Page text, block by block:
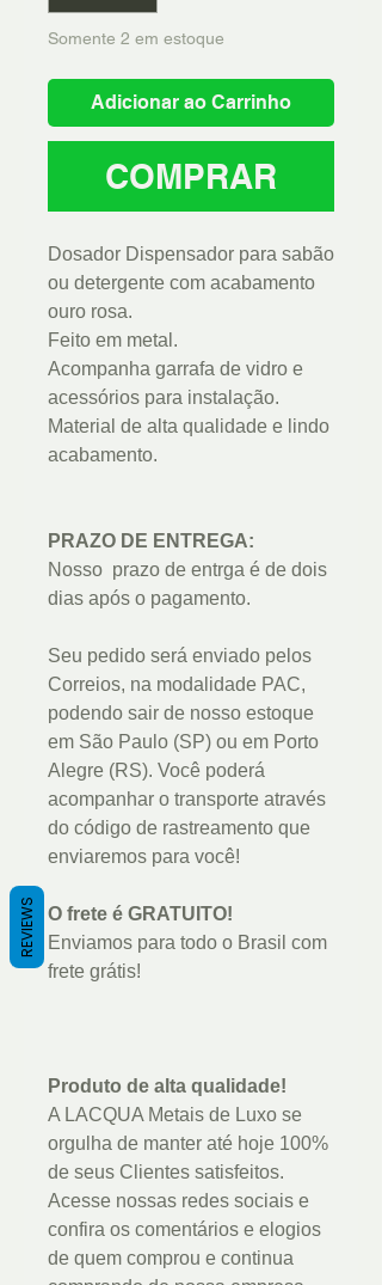
Somente 2 em estoque
Adicionar ao Carrinho
COMPRAR
Dosador Dispensador para sabão
ou detergente com acabamento
ouro rosa.
Feito em metal.
Acompanha garrafa de vidro e
acessórios para instalação.
Material de alta qualidade e lindo
acabamento.
PRAZO DE ENTREGA:
Nosso prazo de entrga é de dois
dias após o pagamento.
Seu pedido será enviado pelos
Correios, na modalidade PAC,
podendo sair de nosso estoque
em São Paulo (SP) ou em Porto
Alegre (RS). Você poderá
acompanhar o transporte através
do código de rastreamento que
enviaremos para você!
O frete é GRATUITO!
Enviamos para todo o Brasil com
frete grátis!
Produto de alta qualidade!
A LACQUA Metais de Luxo se
orgulha de manter até hoje 100%
de seus Clientes satisfeitos.
Acesse nossas redes sociais e
confira os comentários e elogios
de quem comprou e continua
REVIEWS